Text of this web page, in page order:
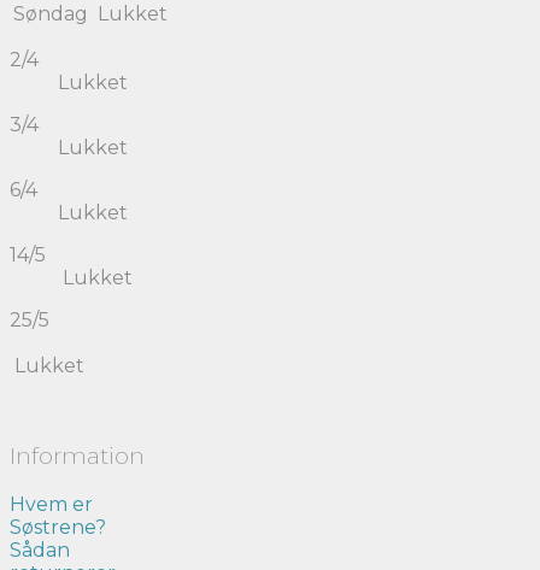
Søndag
Lukket
2/4
Lukket
3/4
Lukket
6/4
Lukket
14/5
Lukket
25/5
Lukket
Information
Hvem er
Søstrene?
Sådan